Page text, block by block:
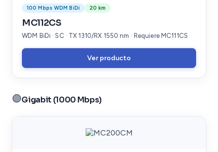
100 Mbps WDM BiDi 20 km
MC112CS
WDM BiDi · SC · TX 1310/RX 1550 nm · Requiere MC111CS
Ver producto
🟣Gigabit (1000 Mbps)